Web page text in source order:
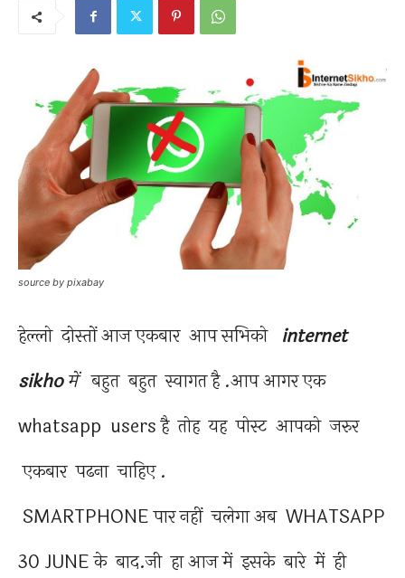
source by pixabay
हेल्लो दोस्तों आज एकबार आप सभिको internet
sikhoमें बहुत बहुत स्वागत है .आप आगर एक
whatsapp users है तोह यह पोस्ट आपको जरुर
एकबार पढना चाहिए .
SMARTPHONE पार नहीं चलेगा अब WHATSAPP
30 JUNE के बाद.जी हा आज में इसके बारे में ही